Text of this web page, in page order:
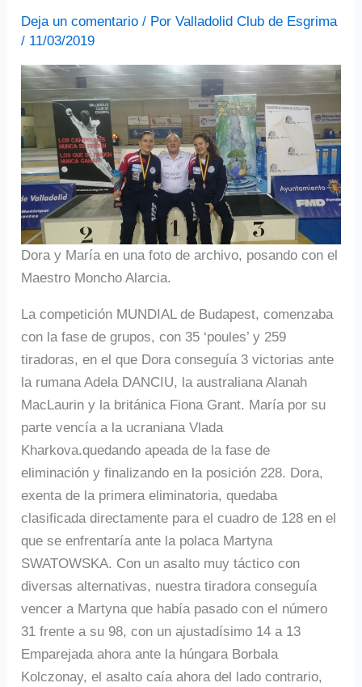
Deja un comentario / PorValladolid Club de Esgrima
/ 11/03/2019
Dora y María en una foto de archivo, posando con el
Maestro Moncho Alarcia.
La competición MUNDIAL de Budapest, comenzaba
con la fase de grupos, con 35 ‘poules’ y 259
tiradoras, en el que Dora conseguía 3 victorias ante
la rumana Adela DANCIU, la australiana Alanah
MacLaurin y la británica Fiona Grant. María por su
parte vencía a la ucraniana Vlada
Kharkova.quedando apeada de la fase de
eliminación y finalizando en la posición 228. Dora,
exenta de la primera eliminatoria, quedaba
clasificada directamente para el cuadro de 128 en el
que se enfrentaría ante la polaca Martyna
SWATOWSKA. Con un asalto muy táctico con
diversas alternativas, nuestra tiradora conseguía
vencer a Martyna que había pasado con el número
31 frente a su 98, con un ajustadísimo 14 a 13
Emparejada ahora ante la húngara Borbala
Kolczonay, el asalto caía ahora del lado contrario,